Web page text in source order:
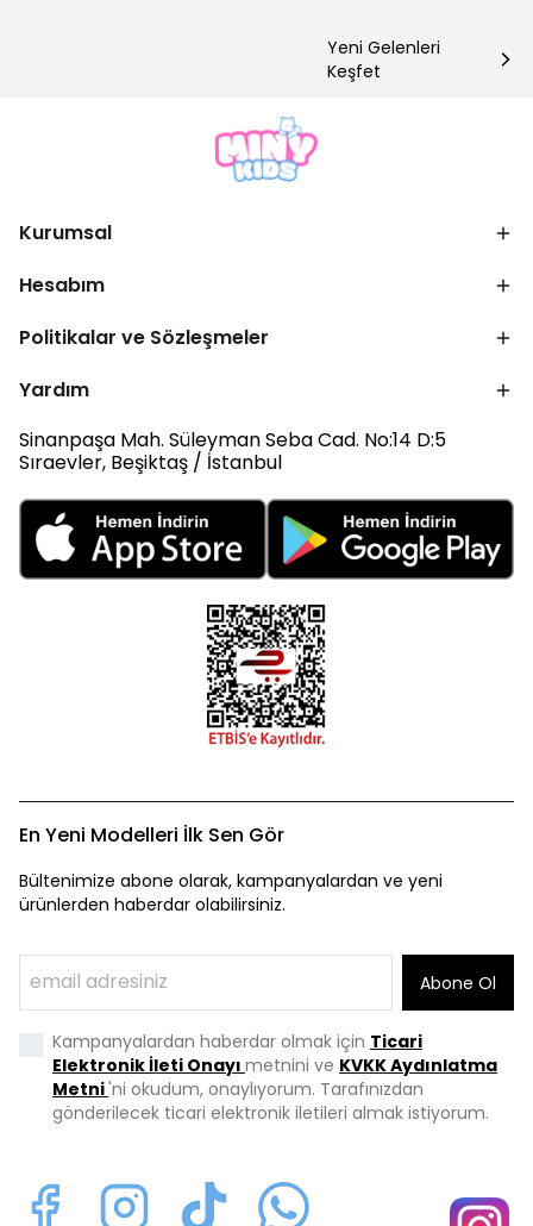
Yeni Gelenleri
Keşfet
Kurumsal
Hesabım
Politikalar ve Sözleşmeler
Yardım
Sinanpaşa Mah. Süleyman Seba Cad. No:14 D:5
Sıraevler, Beşiktaş / İstanbul
En Yeni Modelleri İlk Sen Gör
Bültenimize abone olarak, kampanyalardan ve yeni
ürünlerden haberdar olabilirsiniz.
Abone Ol
Kampanyalardan haberdar olmak için Ticari
Elektronik İleti Onayı metnini ve KVKK Aydınlatma
Metni'ni okudum, onaylıyorum. Tarafınızdan
gönderilecek ticari elektronik iletileri almak istiyorum.